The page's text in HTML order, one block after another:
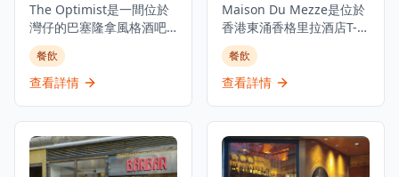
The Optimist是一間位於
灣仔的巴塞隆拿風格酒吧
及西班牙烤肉餐廳，佔地
三層，提供正宗慷慨的西
班牙北部用餐體驗。餐廳
食，採用免服務費經營模
式。憑藉其西班牙北部料
理和雞尾酒，The
餐飲
查看詳情
Maison Du Mezze是位於
香港東涌香格里拉酒店T-
Bay地面的黎巴嫩及中東菜
餐廳。餐廳專門提供正宗
黎巴嫩料理和傳統中東小
餐廳提供黎巴嫩式海鮮早
午餐自助餐，環境優雅輕
鬆，是週末用餐的理想選
餐飲
查看詳情